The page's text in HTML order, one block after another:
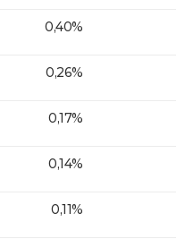
0,40%
0,26%
0,17%
0,14%
0,11%